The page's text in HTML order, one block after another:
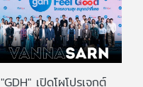
"GDH" เปิดโผโปรเจกต์